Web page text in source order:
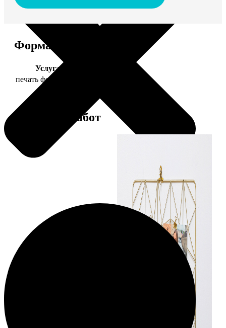
Форматы и цены
Услуга
печать фото 30х40
Примеры работ